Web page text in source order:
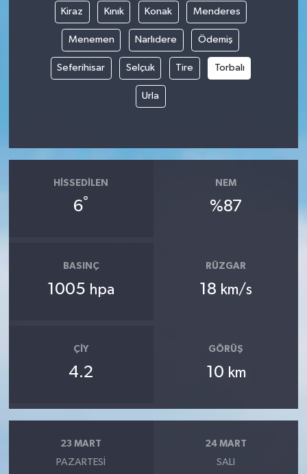
Kiraz Kınık Konak Menderes
Menemen Narlıdere Ödemiş
Seferihisar Selçuk Tire Torbalı
Urla
HISSEDILEN
6°
NEM
%87
BASINÇ
1005 hpa
RÜZGAR
18 km/s
ÇIY
4.2
GÖRÜŞ
10 km
23 MART
PAZARTESI
24 MART
SALI